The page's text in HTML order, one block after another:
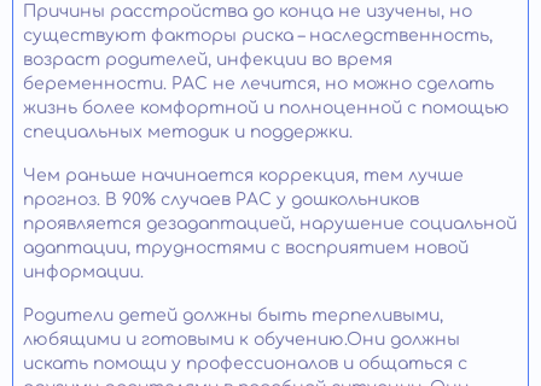
Причины расстройства до конца не изучены, но
существуют факторы риска – наследственность,
возраст родителей, инфекции во время
беременности. РАС не лечится, но можно сделать
жизнь более комфортной и полноценной с помощью
специальных методик и поддержки.
Чем раньше начинается коррекция, тем лучше
прогноз. В 90% случаев РАС у дошкольников
проявляется дезадаптацией, нарушение социальной
адаптации, трудностями с восприятием новой
информации.
Родители детей должны быть терпеливыми,
любящими и готовыми к обучению.Они должны
искать помощи у профессионалов и общаться с